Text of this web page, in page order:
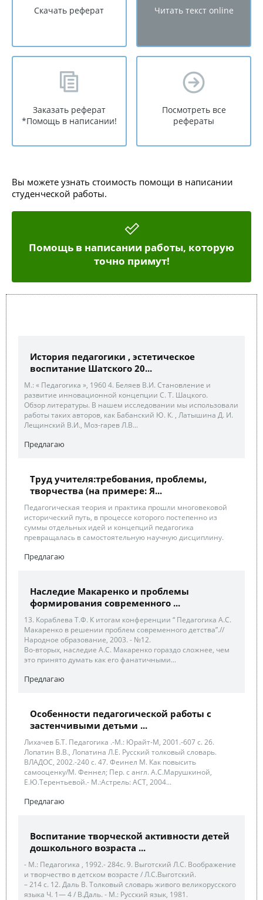
Скачать реферат Читать текст online
Заказать реферат
*Помощь в написании!
Посмотреть все
рефераты
Вы можете узнать стоимость помощи в написании
студенческой работы.
Помощь в написании работы, которую
точно примут!
История педагогики , эстетическое
воспитание Шатского 20...
М.: « Педагогика », 1960 4. Беляев В.И. Становление и
развитие инновационной концепции С. Т. Шацкого.
Обзор литературы. В нашем исследовании мы использовали
работы таких авторов, как Бабанский Ю. К. , Латышина Д. И.
Лещинский В.И., Моз-гарев Л.В...
Предлагаю
Труд учителя:требования, проблемы,
творчества (на примере: Я...
Педагогическая теория и практика прошли многовековой
исторический путь, в процессе которого постепенно из
суммы отдельных идей и концепций педагогика
превращалась в самостоятельную научную дисциплину.
Предлагаю
Наследие Макаренко и проблемы
формирования современного ...
13. Кораблева Т.Ф. К итогам конференции “ Педагогика А.С.
Макаренко в решении проблем современного детства”.//
Народное образование, 2003. - №12.
Во-вторых, наследие А.С. Макаренко гораздо сложнее, чем
это принято думать как его фанатичными...
Предлагаю
Особенности педагогической работы с
застенчивыми детьми ...
Лихачев Б.Т. Педагогика .-М.: Юрайт-М, 2001.-607 с. 26.
Лопатин В.В., Лопатина Л.Е. Русский толковый словарь.
ВЛАДОС, 2002.-240 с. 47. Феинел М. Как повысить
самооценку/М. Феннел; Пер. с англ. А.С.Марушкиной,
Е.Ю.Терентьевой.- М.:Астрель: АСТ, 2004...
Предлагаю
Воспитание творческой активности детей
дошкольного возраста ...
- М.: Педагогика , 1992.- 284с. 9. Выготский Л.С. Воображение
и творчество в детском возрасте / Л.С.Выготский.
– 214 с. 12. Даль В. Толковый словарь живого великорусского
языка Ч. 1— 4 / В.Даль. - М.: Русский язык, 1981.